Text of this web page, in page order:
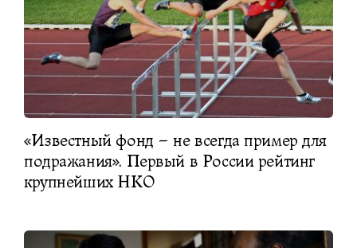
«Известный фонд – не всегда пример для
подражания». Первый в России рейтинг
крупнейших НКО